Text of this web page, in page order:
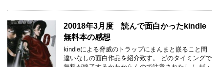
20018年3月度 読んで面白かったkindle
無料本の感想
kindleによる脅威のトラップにまんまと嵌ること間
違いなしの面白作品を紹介致す。 どのタイミングで